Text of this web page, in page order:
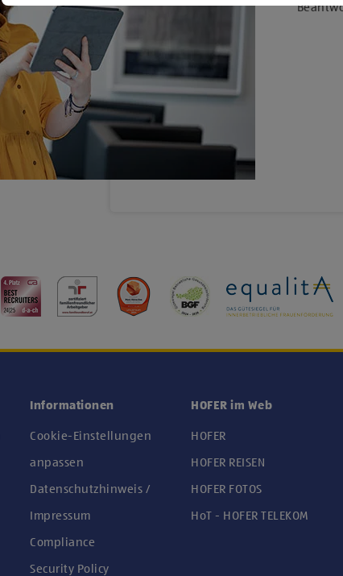
Informationen
Cookie-Einstellungen
anpassen
Datenschutzhinweis /
Impressum
Compliance
Security Policy
HOFER im Web
HOFER
HOFER REISEN
HOFER FOTOS
HoT - HOFER TELEKOM